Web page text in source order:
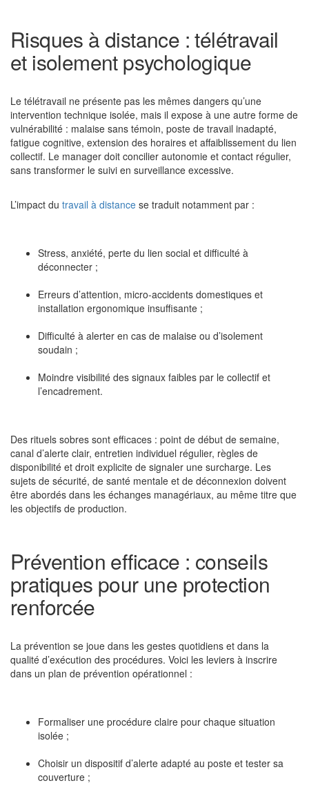
Risques à distance : télétravail
et isolement psychologique
Le télétravail ne présente pas les mêmes dangers qu’une
intervention technique isolée, mais il expose à une autre forme de
vulnérabilité : malaise sans témoin, poste de travail inadapté,
fatigue cognitive, extension des horaires et affaiblissement du lien
collectif. Le manager doit concilier autonomie et contact régulier,
sans transformer le suivi en surveillance excessive.
L’impact du travail à distance se traduit notamment par :
Stress, anxiété, perte du lien social et difficulté à
déconnecter ;
Erreurs d’attention, micro-accidents domestiques et
installation ergonomique insuffisante ;
Difficulté à alerter en cas de malaise ou d’isolement
soudain ;
Moindre visibilité des signaux faibles par le collectif et
l’encadrement.
Des rituels sobres sont efficaces : point de début de semaine,
canal d’alerte clair, entretien individuel régulier, règles de
disponibilité et droit explicite de signaler une surcharge. Les
sujets de sécurité, de santé mentale et de déconnexion doivent
être abordés dans les échanges managériaux, au même titre que
les objectifs de production.
Prévention efficace : conseils
pratiques pour une protection
renforcée
La prévention se joue dans les gestes quotidiens et dans la
qualité d’exécution des procédures. Voici les leviers à inscrire
dans un plan de prévention opérationnel :
Formaliser une procédure claire pour chaque situation
isolée ;
Choisir un dispositif d’alerte adapté au poste et tester sa
couverture ;